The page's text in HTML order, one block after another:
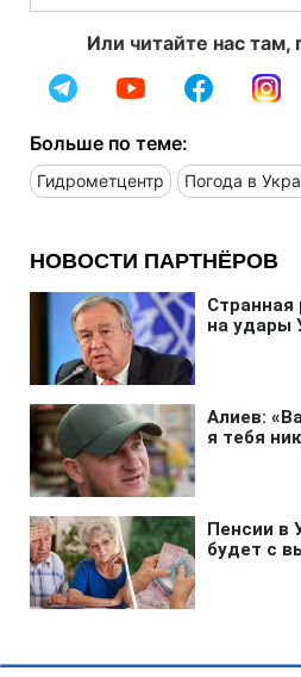
Или читайте нас там,
Больше по теме:
Гидрометцентр Погода в